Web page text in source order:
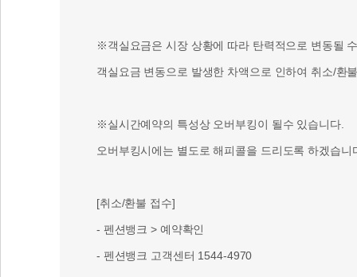
※객실요금은 시장 상황에 따라 탄력적으로 변동될
객실요금 변동으로 발생한 차액으로 인하여 취소/환
※실시간예약의 특성상 오버부킹이 될수 있습니다.
오버부킹시에는 별도로 해피콜을 드리도록 하겠습니
[취소/환불 접수]
- 펜션뱅크 > 예약확인
- 펜션뱅크 고객센터 1544-4970